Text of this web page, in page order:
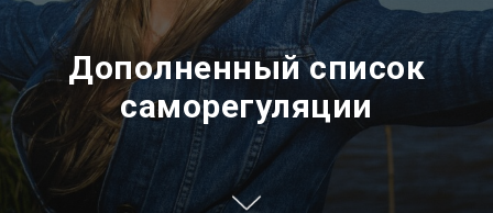
Дополненный список
саморегуляции